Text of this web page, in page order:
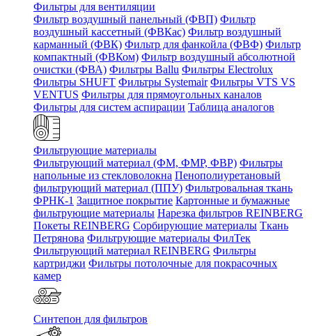
Фильтры для вентиляции
Фильтр воздушный панельный (ФВП) Фильтр
воздушный кассетный (ФВКас) Фильтр воздушный
карманный (ФВК) Фильтр для фанкойла (ФВФ) Фильтр
компактный (ФВКом) Фильтр воздушный абсолютной
очистки (ФВА) Фильтры Ballu Фильтры Electrolux
Фильтры SHUFT Фильтры Systemair Фильтры VTS VS
VENTUS Фильтры для прямоугольных каналов
Фильтры для систем аспирации Таблица аналогов
Фильтрующие материалы
Фильтрующий материал (ФМ, ФМР, ФВР) Фильтры
напольные из стекловолокна Пенополиуретановый
фильтрующий материал (ППУ) Фильтровальная ткань
ФРНК-1 Защитное покрытие Картонные и бумажные
фильтрующие материалы Нарезка фильтров REINBERG
Покеты REINBERG Сорбирующие материалы Ткань
Петрянова Фильтрующие материалы ФилТек
Фильтрующий материал REINBERG Фильтры
картриджи Фильтры потолочные для покрасочных
камер
Синтепон для фильтров